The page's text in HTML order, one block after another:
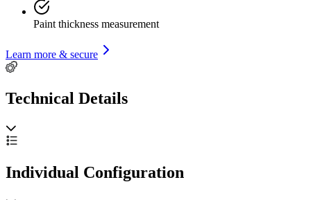
Interested in this extraordinary Aston Martin? Get in touch with
exclusively to the world’s most exceptional automobiles.
Paint thickness measurement
Learn more & secure
Technical Details
Individual Configuration